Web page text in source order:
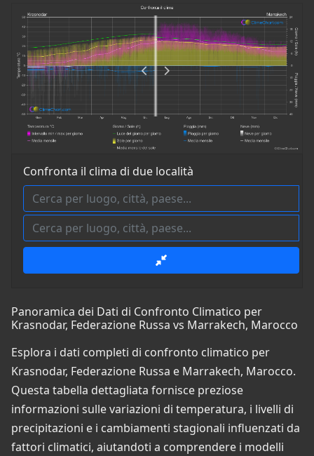
Confronta il clima di due località
Panoramica dei Dati di Confronto Climatico per
Krasnodar, Federazione Russa vs Marrakech, Marocco
Esplora i dati completi di confronto climatico per
Krasnodar, Federazione Russa e Marrakech, Marocco.
Questa tabella dettagliata fornisce preziose
informazioni sulle variazioni di temperatura, i livelli di
precipitazioni e i cambiamenti stagionali influenzati da
fattori climatici, aiutandoti a comprendere i modelli